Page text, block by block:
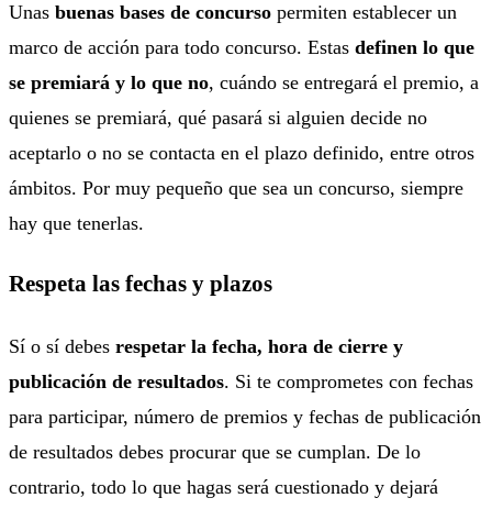
Unas buenas bases de concurso permiten establecer un
marco de acción para todo concurso. Estas definen lo que
se premiará y lo que no, cuándo se entregará el premio, a
quienes se premiará, qué pasará si alguien decide no
aceptarlo o no se contacta en el plazo definido, entre otros
ámbitos. Por muy pequeño que sea un concurso, siempre
hay que tenerlas.
Respeta las fechas y plazos
Sí o sí debes respetar la fecha, hora de cierre y
publicación de resultados. Si te comprometes con fechas
para participar, número de premios y fechas de publicación
de resultados debes procurar que se cumplan. De lo
contrario, todo lo que hagas será cuestionado y dejará